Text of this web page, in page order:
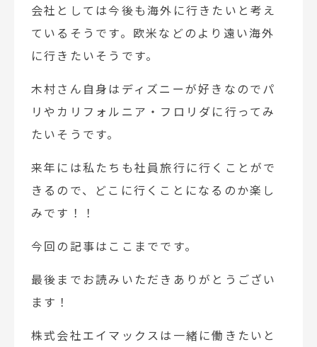
会社としては今後も海外に行きたいと考え
ているそうです。欧米などのより遠い海外
に行きたいそうです。
木村さん自身はディズニーが好きなのでパ
リやカリフォルニア・フロリダに行ってみ
たいそうです。
来年には私たちも社員旅行に行くことがで
きるので、どこに行くことになるのか楽し
みです！！
今回の記事はここまでです。
最後までお読みいただきありがとうござい
ます！
株式会社エイマックスは一緒に働きたいと